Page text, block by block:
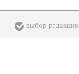
выбор редакции